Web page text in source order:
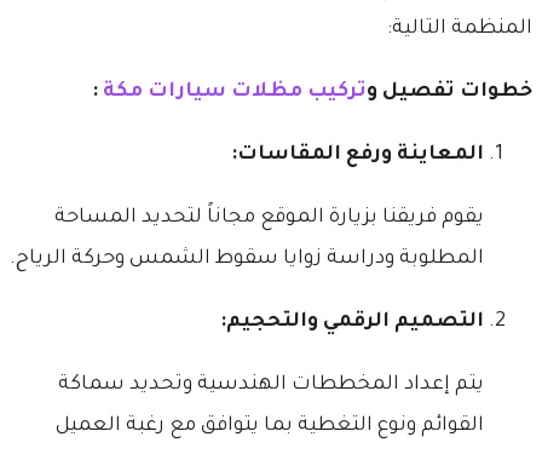
المنظمة التالية:
خطوات تفصيل وتركيب مظلات سيارات مكة :
​المعاينة ورفع المقاسات:
يقوم فريقنا بزيارة الموقع مجاناً لتحديد المساحة
المطلوبة ودراسة زوايا سقوط الشمس وحركة الرياح.
​التصميم الرقمي والتحجيم:
يتم إعداد المخططات الهندسية وتحديد سماكة
القوائم ونوع التغطية بما يتوافق مع رغبة العميل